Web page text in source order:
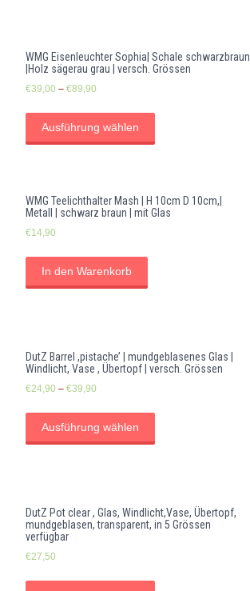
WMG Eisenleuchter Sophia| Schale schwarzbraun
|Holz sägerau grau | versch. Grössen
€39,00 – €89,90
Ausführung wählen
WMG Teelichthalter Mash | H 10cm D 10cm,|
Metall | schwarz braun | mit Glas
€14,90
In den Warenkorb
DutZ Barrel ,pistache’ | mundgeblasenes Glas |
Windlicht, Vase , Übertopf | versch. Grössen
€24,90 – €39,90
Ausführung wählen
DutZ Pot clear , Glas, Windlicht,Vase, Übertopf,
mundgeblasen, transparent, in 5 Grössen
verfügbar
€27,50